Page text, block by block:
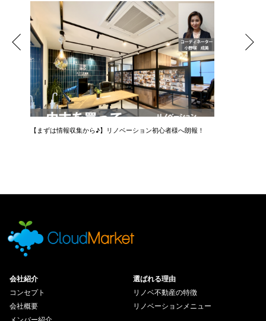
【まずは情報収集から♪】リノベーション初心者様へ朗報！
会社紹介
コンセプト
会社概要
選ばれる理由
リノベ不動産の特徴
リノベーションメニュー